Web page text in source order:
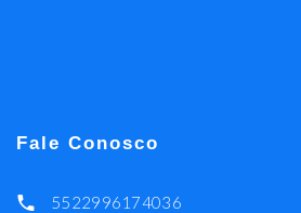
Fale Conosco
5522996174036